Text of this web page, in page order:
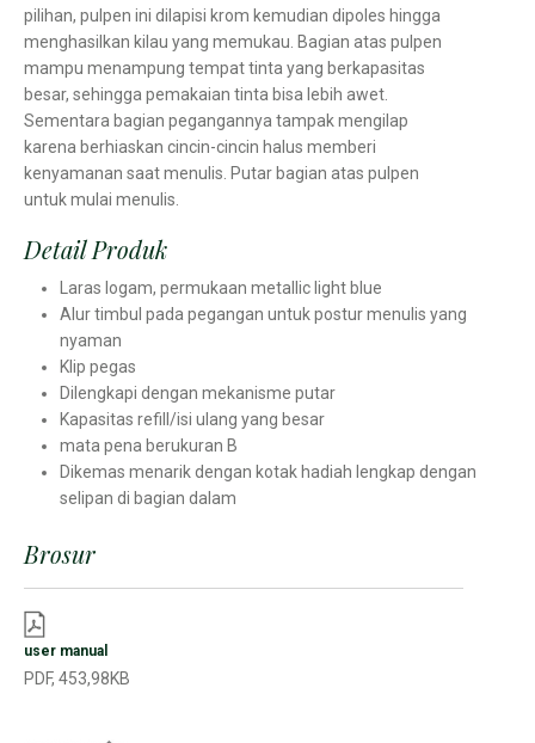
pilihan, pulpen ini dilapisi krom kemudian dipoles hingga
menghasilkan kilau yang memukau. Bagian atas pulpen
mampu menampung tempat tinta yang berkapasitas
besar, sehingga pemakaian tinta bisa lebih awet.
Sementara bagian pegangannya tampak mengilap
karena berhiaskan cincin-cincin halus memberi
kenyamanan saat menulis. Putar bagian atas pulpen
untuk mulai menulis.
Detail Produk
Laras logam, permukaan metallic light blue
Alur timbul pada pegangan untuk postur menulis yang
nyaman
Klip pegas
Dilengkapi dengan mekanisme putar
Kapasitas refill/isi ulang yang besar
mata pena berukuran B
Dikemas menarik dengan kotak hadiah lengkap dengan
selipan di bagian dalam
Brosur
user manual
PDF, 453,98KB